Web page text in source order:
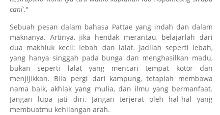
cani’."
Sebuah pesan dalam bahasa Pattae yang indah dan dalam
maknanya. Artinya, jika hendak merantau, belajarlah dari
dua makhluk kecil: lebah dan lalat. Jadilah seperti lebah,
yang hanya singgah pada bunga dan menghasilkan madu,
bukan seperti lalat yang mencari tempat kotor dan
menjijikkan. Bila pergi dari kampung, tetaplah membawa
nama baik, akhlak yang mulia, dan ilmu yang bermanfaat.
Jangan lupa jati diri. Jangan terjerat oleh hal-hal yang
membuatmu kehilangan arah.